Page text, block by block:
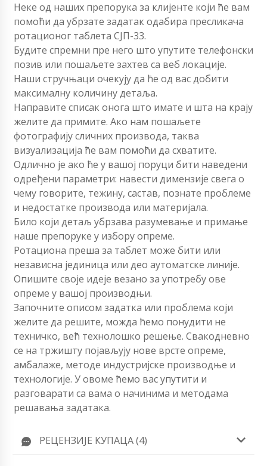
Неке од наших препорука за клијенте који ће вам
помоћи да убрзате задатак одабира пресликача
ротационог таблета СЈП-33.
Будите спремни пре него што упутите телефонски
позив или пошаљете захтев са веб локације.
Наши стручњаци очекују да ће од вас добити
максималну количину детаља.
Направите списак онога што имате и шта на крају
желите да примите. Ако нам пошаљете
фотографију сличних производа, таква
визуализација ће вам помоћи да схватите.
Одлично је ако ће у вашој поруци бити наведени
одређени параметри: навести димензије свега о
чему говорите, тежину, састав, познате проблеме
и недостатке производа или материјала.
Било који детаљ убрзава разумевање и примање
наше препоруке у избору опреме.
Ротациона преша за таблет може бити или
независна јединица или део аутоматске линије.
Опишите своје идеје везано за употребу ове
опреме у вашој производњи.
Започните описом задатка или проблема који
желите да решите, можда ћемо понудити не
техничко, већ технолошко решење. Свакодневно
се на тржишту појављују нове врсте опреме,
амбалаже, методе индустријске производње и
технологије. У овоме ћемо вас упутити и
разговарати са вама о начинима и методама
решавања задатака.
РЕЦЕНЗИЈЕ КУПАЦА (4)